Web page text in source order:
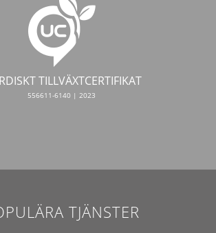
TILLVÄXTCERTIFIKAT
556611-6140 | 2023
TJÄNSTER